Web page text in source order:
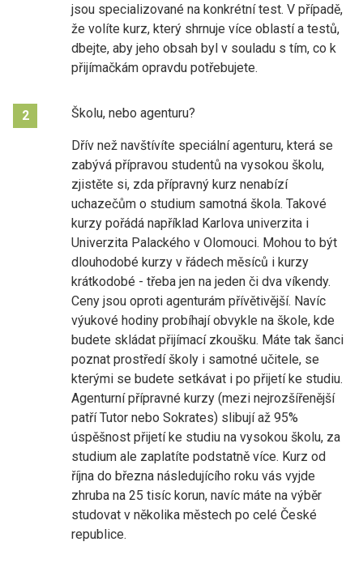
jsou specializované na konkrétní test. V případě,
že volíte kurz, který shrnuje více oblastí a testů,
dbejte, aby jeho obsah byl v souladu s tím, co k
přijímačkám opravdu potřebujete.
2 Školu, nebo agenturu?
Dřív než navštívíte speciální agenturu, která se
zabývá přípravou studentů na vysokou školu,
zjistěte si, zda přípravný kurz nenabízí
uchazečům o studium samotná škola. Takové
kurzy pořádá například Karlova univerzita i
Univerzita Palackého v Olomouci. Mohou to být
dlouhodobé kurzy v řádech měsíců i kurzy
krátkodobé - třeba jen na jeden či dva víkendy.
Ceny jsou oproti agenturám přívětivější. Navíc
výukové hodiny probíhají obvykle na škole, kde
budete skládat přijímací zkoušku. Máte tak šanci
poznat prostředí školy i samotné učitele, se
kterými se budete setkávat i po přijetí ke studiu.
Agenturní přípravné kurzy (mezi nejrozšířenější
patří Tutor nebo Sokrates) slibují až 95%
úspěšnost přijetí ke studiu na vysokou školu, za
studium ale zaplatíte podstatně více. Kurz od
října do března následujícího roku vás vyjde
zhruba na 25 tisíc korun, navíc máte na výběr
studovat v několika městech po celé České
republice.